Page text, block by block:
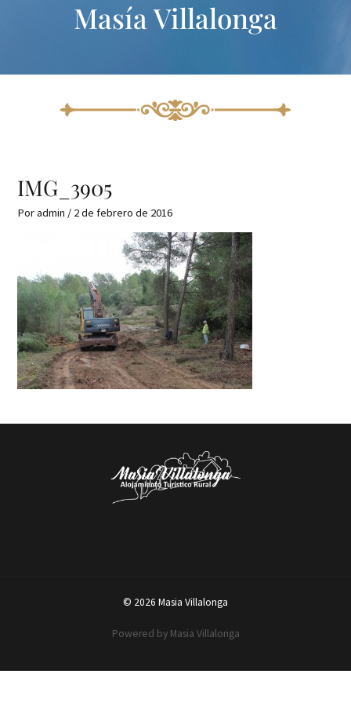
Masía Villalonga
IMG_3905
Poradmin / 2 de febrero de 2016
© 2026 Masia Villalonga
Powered by Masia Villalonga